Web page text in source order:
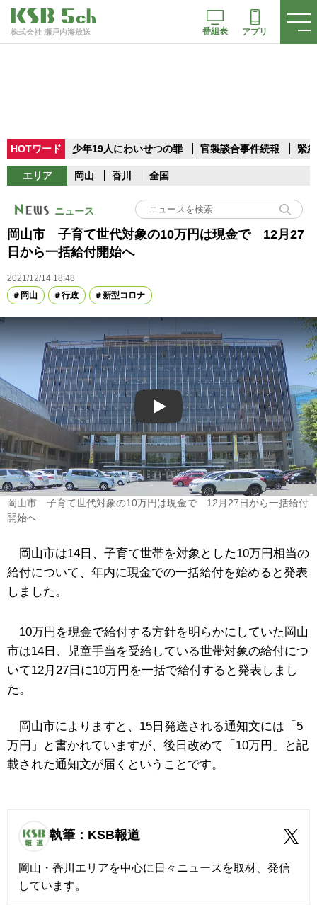
株式会社 瀬戸内海放送 番組表 アプリ
HOTワード 少年19人にわいせつの罪 官製談合事件続報 緊
エリア 岡山 香川 全国
ニュース
岡山市 子育て世代対象の10万円は現金で 12月27
日から一括給付開始へ
2021/12/14 18:48
岡山
行政 新型コロナ
Play
岡山市 子育て世代対象の10万円は現金で 12月27日から一括給付
開始へ
岡山市は14日、子育て世帯を対象とした10万円相当の
給付について、年内に現金での一括給付を始めると発表
しました。
10万円を現金で給付する方針を明らかにしていた岡山
市は14日、児童手当を受給している世帯対象の給付につ
いて12月27日に10万円を一括で給付すると発表しまし
た。
岡山市によりますと、15日発送される通知文には「5
万円」と書かれていますが、後日改めて「10万円」と記
載された通知文が届くということです。
執筆：KSB報道
岡山・香川エリアを中心に日々ニュースを取材、発信
しています。